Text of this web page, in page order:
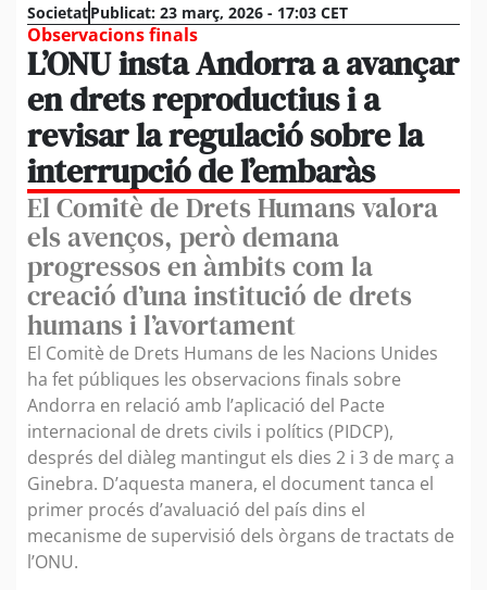
SocietatPublicat: 23 març, 2026 - 17:03 CET
Observacions finals
L’ONU insta Andorra a avançar
en drets reproductius i a
revisar la regulació sobre la
interrupció de l’embaràs
El Comitè de Drets Humans valora
els avenços, però demana
progressos en àmbits com la
creació d’una institució de drets
humans i l’avortament
El Comitè de Drets Humans de les Nacions Unides
ha fet públiques les observacions finals sobre
Andorra en relació amb l’aplicació del Pacte
internacional de drets civils i polítics (PIDCP),
després del diàleg mantingut els dies 2 i 3 de març a
Ginebra. D’aquesta manera, el document tanca el
primer procés d’avaluació del país dins el
mecanisme de supervisió dels òrgans de tractats de
l’ONU.